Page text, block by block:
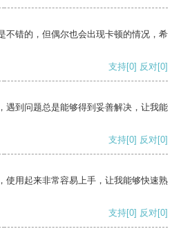
不错的，但偶尔也会出现卡顿的情况，希
支持[0] 反对[0]
遇到问题总是能够得到妥善解决，让我能
支持[0] 反对[0]
使用起来非常容易上手，让我能够快速熟
支持[0] 反对[0]